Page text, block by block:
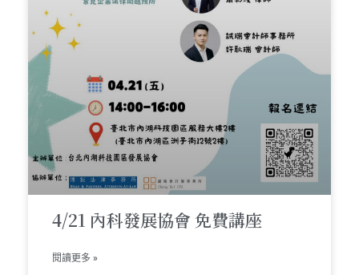
4/21 內科發展協會 免費講座
閱讀更多 »